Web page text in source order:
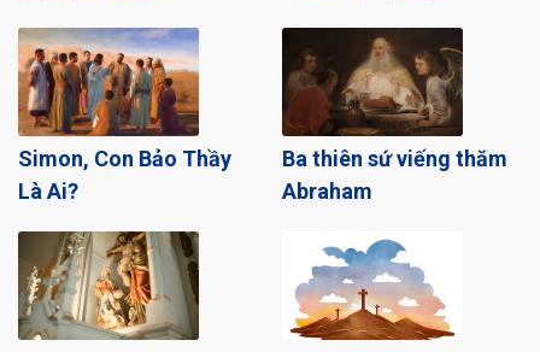
Simon, Con Bảo Thầy
Là Ai?
Ba thiên sứ viếng thăm
Abraham